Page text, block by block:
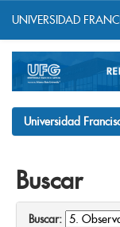
navigation
UNIVERSIDAD
Universidad
Buscar
Buscar: